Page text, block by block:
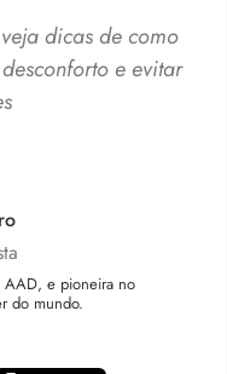
dicas de como
e evitar
AAD, e pioneira no
do mundo.